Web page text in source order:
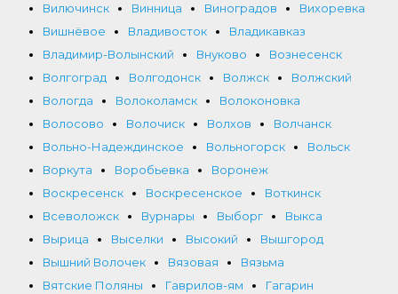
Вилючинск
Винница Виноградов
Вихоревка
Вишнёвое
Владивосток
Владикавказ
Владимир-Волынский
Внуково
Вознесенск
Волгоград
Волгодонск Волжск
Волжский
Вологда
Волоколамск
Волоконовка
Волосово
Волочиск Волхов
Волчанск
Вольно-Надеждинское
Вольногорск
Вольск
Воркута
Воробьевка
Воронеж
Воскресенск
Воскресенское
Воткинск
Всеволожск
Вурнары Выборг
Выкса
Вырица
Выселки Высокий
Вышгород
Вышний Волочек
Вязовая
Вязьма
Вятские Поляны
Гаврилов-ям
Гагарин